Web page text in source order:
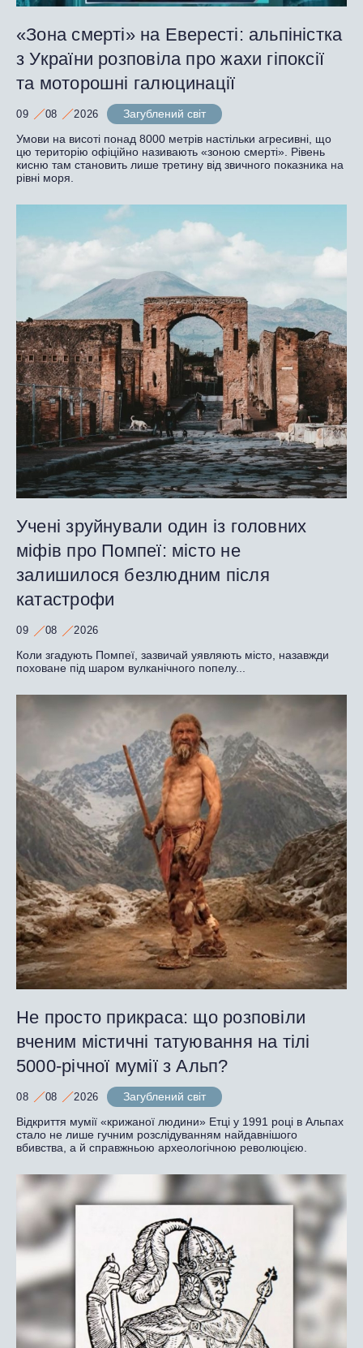
«Зона смерті» на Евересті: альпіністка
з України розповіла про жахи гіпоксії
та моторошні галюцинації
09 08 2026
Загублений світ
Умови на висоті понад 8000 метрів настільки агресивні, що
цю територію офіційно називають «зоною смерті». Рівень
кисню там становить лише третину від звичного показника на
рівні моря.
Учені зруйнували один із головних
міфів про Помпеї: місто не
залишилося безлюдним після
катастрофи
09 08 2026
Коли згадують Помпеї, зазвичай уявляють місто, назавжди
поховане під шаром вулканічного попелу...
Не просто прикраса: що розповіли
вченим містичні татуювання на тілі
5000-річної мумії з Альп?
08 08 2026
Загублений світ
Відкриття мумії «крижаної людини» Етці у 1991 році в Альпах
стало не лише гучним розслідуванням найдавнішого
вбивства, а й справжньою археологічною революцією.